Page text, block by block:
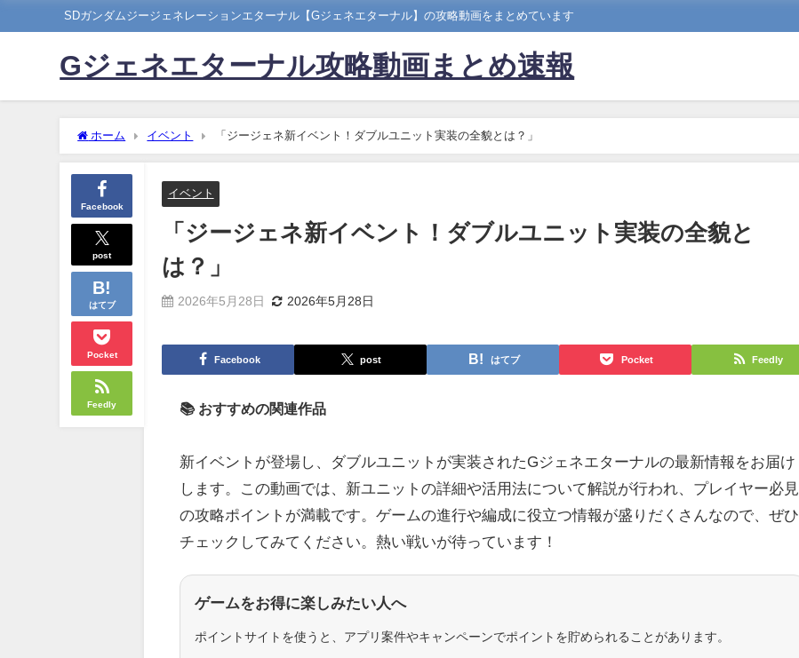
SDガンダムジージェネレーションエターナル【Gジェネエターナル】の攻略動画をまとめています
Gジェネエターナル攻略動画まとめ速報
ホーム イベント 「ジージェネ新イベント！ダブルユニット実装の全貌とは？」
Facebook
post
はてブ
Pocket
Feedly
イベント
「ジージェネ新イベント！ダブルユニット実装の全貌と
は？」
2026年5月28日 2026年5月28日
Facebook post はてブ Pocket Feedly
📚 おすすめの関連作品
新イベントが登場し、ダブルユニットが実装されたGジェネエターナルの最新情報をお届け
します。この動画では、新ユニットの詳細や活用法について解説が行われ、プレイヤー必見
の攻略ポイントが満載です。ゲームの進行や編成に役立つ情報が盛りだくさんなので、ぜひ
チェックしてみてください。熱い戦いが待っています！
ゲームをお得に楽しみたい人へ
ポイントサイトを使うと、アプリ案件やキャンペーンでポイントを貯められることがあります。